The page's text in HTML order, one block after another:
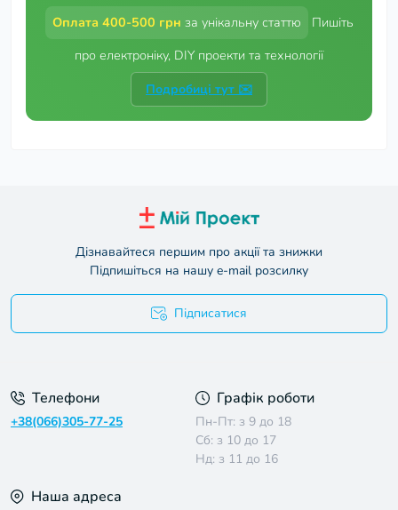
Оплата 400-500 грн за унікальну статтю
Пишіть
про електроніку, DIY проекти та технології
Подробиці тут ✉️
Дізнавайтеся першим про акції та знижки
Підпишіться на нашу e-mail розсилку
Підписатися
Телефони
+38(066)305-77-25
Графік роботи
Пн-Пт: з 9 до 18
Сб: з 10 до 17
Нд: з 11 до 16
Наша адреса